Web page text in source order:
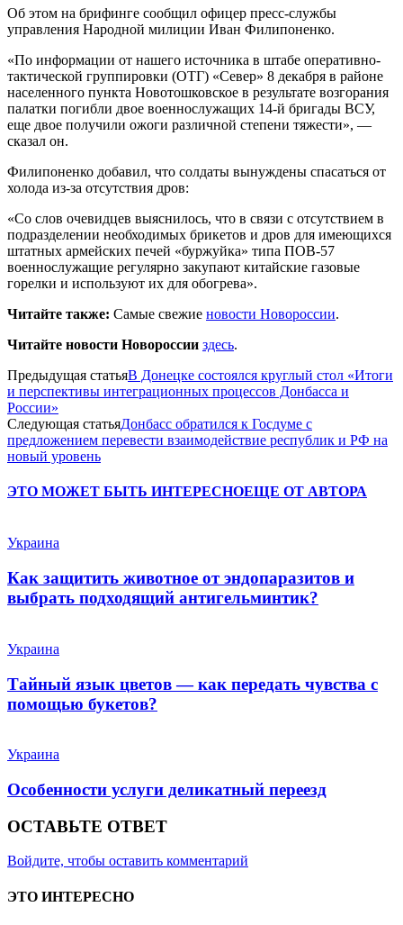
Об этом на брифинге сообщил офицер пресс-службы
управления Народной милиции Иван Филипоненко.
«По информации от нашего источника в штабе оперативно-
тактической группировки (ОТГ) «Север» 8 декабря в районе
населенного пункта Новотошковское в результате возгорания
палатки погибли двое военнослужащих 14-й бригады ВСУ,
еще двое получили ожоги различной степени тяжести», —
сказал он.
Филипоненко добавил, что солдаты вынуждены спасаться от
холода из-за отсутствия дров:
«Со слов очевидцев выяснилось, что в связи с отсутствием в
подразделении необходимых брикетов и дров для имеющихся
штатных армейских печей «буржуйка» типа ПОВ-57
военнослужащие регулярно закупают китайские газовые
горелки и используют их для обогрева».
Читайте также: Самые свежие новости Новороссии.
Читайте новости Новороссии здесь.
Предыдущая статьяВ Донецке состоялся круглый стол «Итоги
и перспективы интеграционных процессов Донбасса и
России»
Следующая статьяДонбасс обратился к Госдуме с
предложением перевести взаимодействие республик и РФ на
новый уровень
ЭТО МОЖЕТ БЫТЬ ИНТЕРЕСНОЕЩЕ ОТ АВТОРА
Украина
Как защитить животное от эндопаразитов и
выбрать подходящий антигельминтик?
Украина
Тайный язык цветов — как передать чувства с
помощью букетов?
Украина
Особенности услуги деликатный переезд
ОСТАВЬТЕ ОТВЕТ
Войдите, чтобы оставить комментарий
ЭТО ИНТЕРЕСНО